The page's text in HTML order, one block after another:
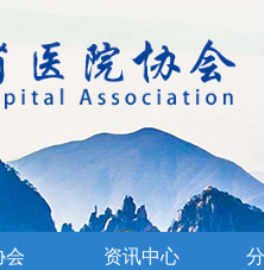
会 资讯中心